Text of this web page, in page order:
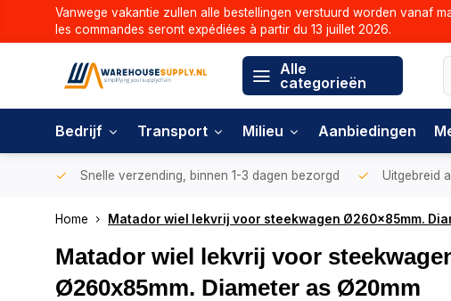
Vanwege vakantie zullen alle bestellingen verstuurd worden vanaf
les commandes seront expédiées à partir du 13 juillet 2026.
Alle
categorieën
Bedrijf Transport Milieu Aanbiedingen
Snelle verzending, binnen 1-3 dagen bezorgd Uitgebreid
Home Matador wiel lekvrij voor steekwagen Ø260x85mm.
Matador wiel lekvrij voor
Ø260x85mm. Diameter as Ø20mm